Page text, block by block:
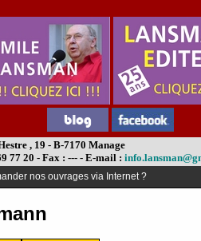
, 19 - B-7170 Manage
77 20 - Fax : --- - E-mail :
théâtre ?